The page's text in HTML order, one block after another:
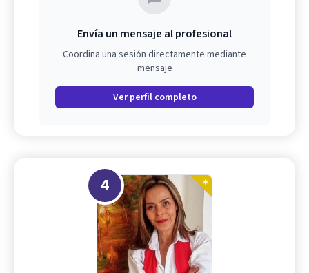
Envía un mensaje al profesional
Coordina una sesión directamente mediante
mensaje
Ver perfil completo
4